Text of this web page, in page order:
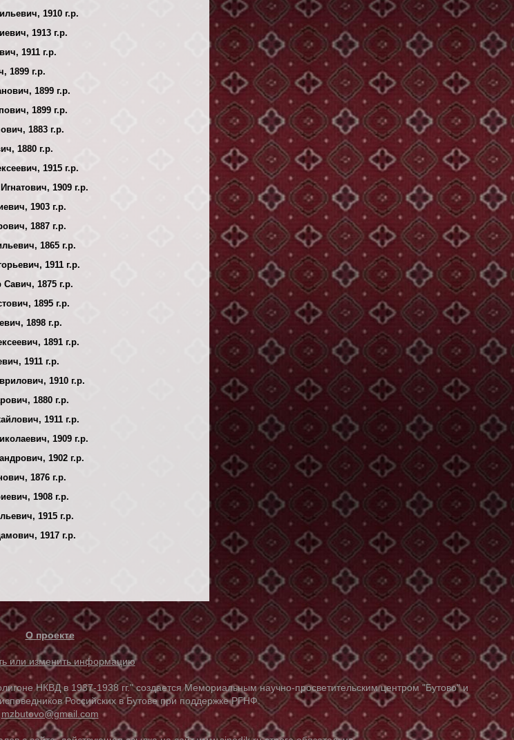
1910 г.р.
1913 г.р.
1911 г.р.
1899 г.р.
1899 г.р.
1899 г.р.
1883 г.р.
1880 г.р.
1915 г.р.
1909 г.р.
1903 г.р.
1887 г.р.
1865 г.р.
1911 г.р.
1875 г.р.
1895 г.р.
1898 г.р.
1891 г.р.
1911 г.р.
1910 г.р.
1880 г.р.
1911 г.р.
1909 г.р.
1902 г.р.
1876 г.р.
1908 г.р.
1915 г.р.
1917 г.р.
О проекте
или изменить информацию
НКВД в 1937-1938 гг." создается Мемориальным научно-просветительским центром "Бутово" и
Российских в Бутове при поддержке РГНФ.
mzbutovo@gmail.com